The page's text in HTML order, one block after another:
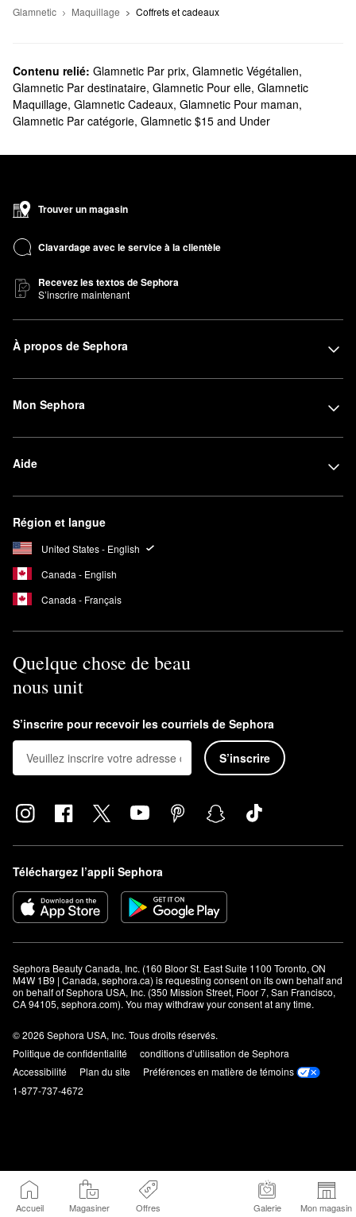
Accueil Magasiner Offres Galerie Mon magasin
Glamnetic Maquillage Coffrets et cadeaux
Contenu relié: Glamnetic Par prix, Glamnetic Végétalien,
Glamnetic Par destinataire, Glamnetic Pour elle, Glamnetic
Maquillage, Glamnetic Cadeaux, Glamnetic Pour maman,
Glamnetic Par catégorie, Glamnetic $15 and Under
Trouver un magasin
Clavardage avec le service à la clientèle
Recevez les textos de Sephora
S’inscrire maintenant
À propos de Sephora
Mon Sephora
Aide
Région et langue
United States - English
Canada - English
Canada - Français
Quelque chose de beau
nous unit
S’inscrire pour recevoir les courriels de Sephora
S’inscrire
Téléchargez l’appli Sephora
Sephora Beauty Canada, Inc. (160 Bloor St. East Suite 1100 Toronto, ON
M4W 1B9 | Canada, sephora.ca) is requesting consent on its own behalf and
on behalf of Sephora USA, Inc. (350 Mission Street, Floor 7, San Francisco,
CA 94105, sephora.com). You may withdraw your consent at any time.
© 2026 Sephora USA, Inc. Tous droits réservés.
Politique de confidentialité
conditions d’utilisation de Sephora
Accessibilité
Plan du site
Préférences en matière de témoins
1-877-737-4672